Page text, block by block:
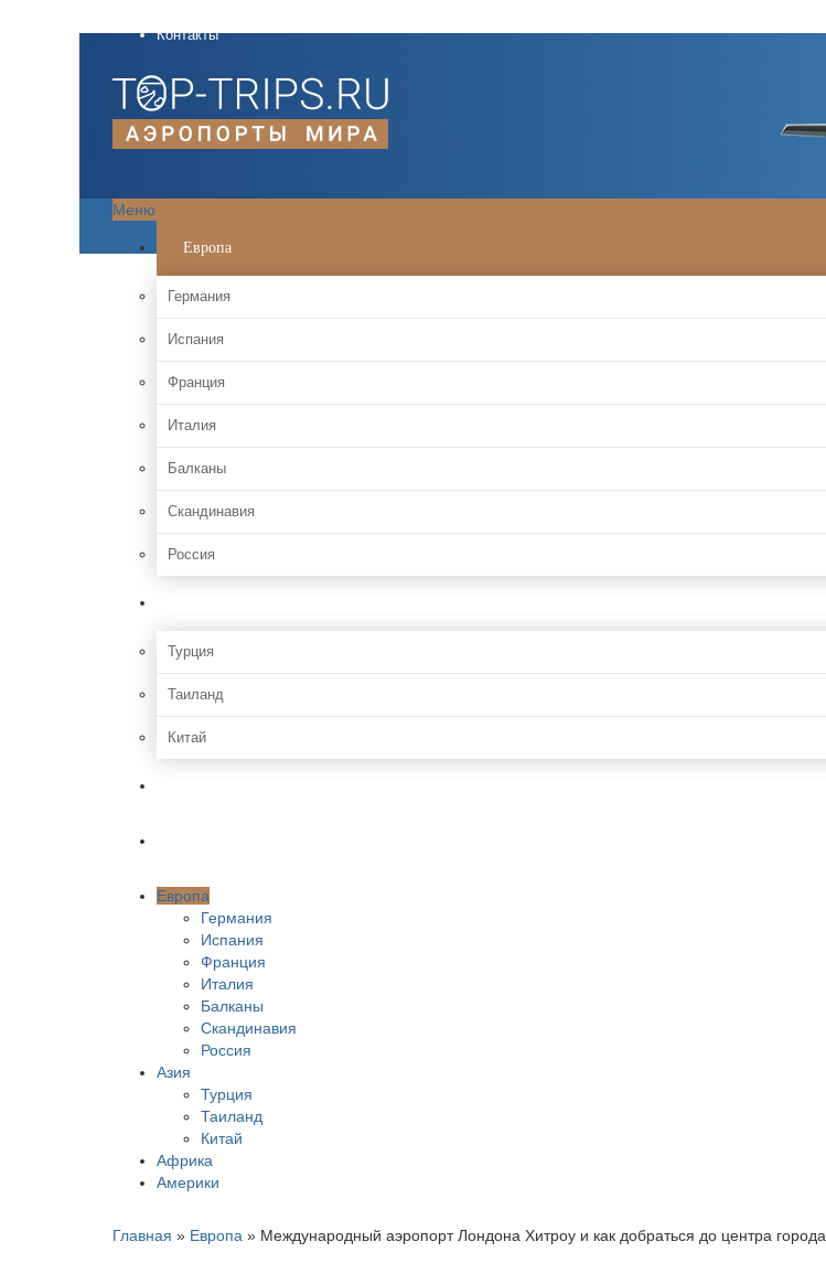
Контакты
Меню
Европа
Германия
Испания
Франция
Италия
Балканы
Скандинавия
Россия
Турция
Таиланд
Китай
Европа
Германия
Испания
Франция
Италия
Балканы
Скандинавия
Россия
Азия
Турция
Таиланд
Китай
Африка
Америки
Главная » Европа » Международный аэропорт Лондона Хитроу и как добраться до центра города